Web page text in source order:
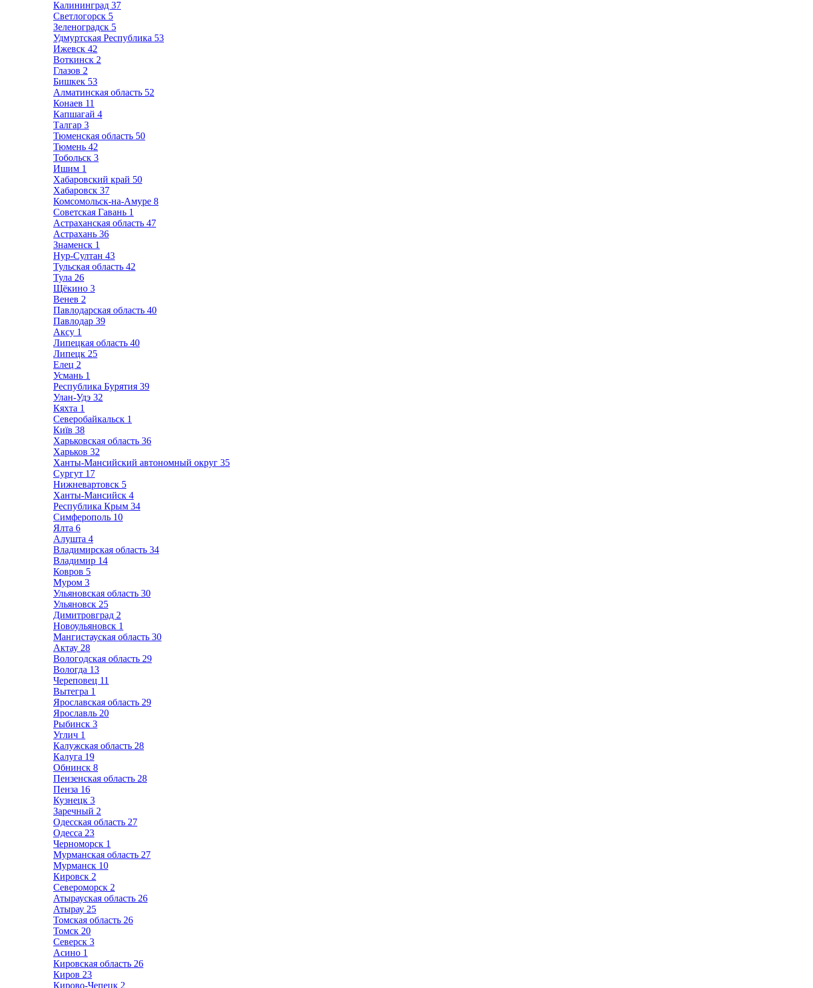
Калининград 37
Светлогорск 5
Зеленоградск 5
Удмуртская Республика 53
Ижевск 42
Воткинск 2
Глазов 2
Бишкек 53
Алматинская область 52
Конаев 11
Капшагай 4
Талгар 3
Тюменская область 50
Тюмень 42
Тобольск 3
Ишим 1
Хабаровский край 50
Хабаровск 37
Комсомольск-на-Амуре 8
Советская Гавань 1
Астраханская область 47
Астрахань 36
Знаменск 1
Нур-Султан 43
Тульская область 42
Тула 26
Щёкино 3
Венев 2
Павлодарская область 40
Павлодар 39
Аксу 1
Липецкая область 40
Липецк 25
Елец 2
Усмань 1
Республика Бурятия 39
Улан-Удэ 32
Кяхта 1
Северобайкальск 1
Київ 38
Харьковская область 36
Харьков 32
Ханты-Мансийский автономный округ 35
Сургут 17
Нижневартовск 5
Ханты-Мансийск 4
Республика Крым 34
Симферополь 10
Ялта 6
Алушта 4
Владимирская область 34
Владимир 14
Ковров 5
Муром 3
Ульяновская область 30
Ульяновск 25
Димитровград 2
Новоульяновск 1
Мангистауская область 30
Актау 28
Вологодская область 29
Вологда 13
Череповец 11
Вытегра 1
Ярославская область 29
Ярославль 20
Рыбинск 3
Углич 1
Калужская область 28
Калуга 19
Обнинск 8
Пензенская область 28
Пенза 16
Кузнецк 3
Заречный 2
Одесская область 27
Одесса 23
Черноморск 1
Мурманская область 27
Мурманск 10
Кировск 2
Североморск 2
Атырауская область 26
Атырау 25
Томская область 26
Томск 20
Северск 3
Асино 1
Кировская область 26
Киров 23
Кирово-Чепецк 2